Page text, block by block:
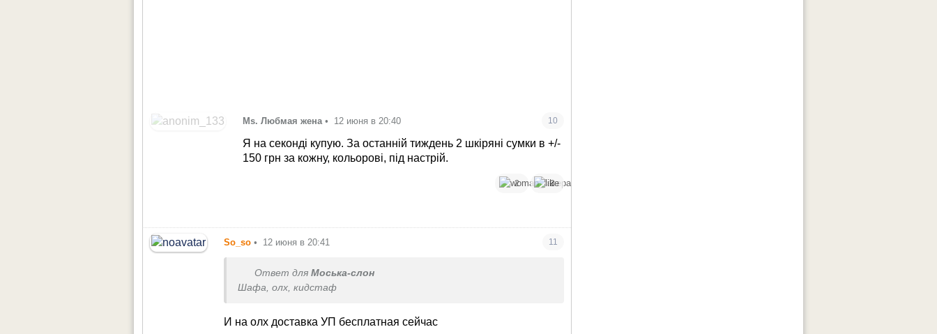
Ms. Любмая жена • 12 июня в 20:40 10
Я на секонді купую. За останній тиждень 2 шкіряні сумки в +/-
150 грн за кожну, кольорові, під настрій.
2 3
So_so • 12 июня в 20:41 11
Ответ для Моська-слон
Шафа, олх, кидстаф
И на олх доставка УП бесплатная сейчас